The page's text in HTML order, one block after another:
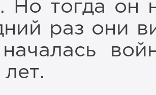
Но тогда он
раз они
началась
лет.